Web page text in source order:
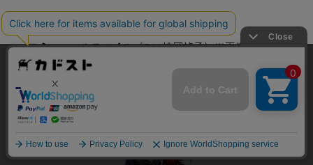
【アマテラス社キャラクター】
・ヨミー＝ヘルスマイル（C.V.松岡禎丞）※画像右側
アマテラス社保安部を束ねる保安部長。
・スワロ＝エレクトロ
（C.V.伊藤静）※画像左側
アマテラス社保安部の副部長。
当サイトでは利用体験の向上およびコンテンツの最適な提供、ト
ラフィックの分析を目的としてCookieを使用しています。
サイトの閲覧を継続された場合、Cookieの利用に同意したことも
のといたします。
詳細については
承諾する